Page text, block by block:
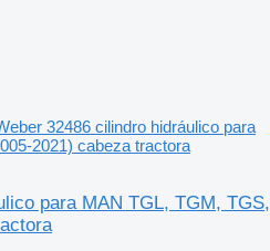
32486 cilindro hidráulico para
2021) cabeza tractora
para MAN TGL, TGM, TGS,